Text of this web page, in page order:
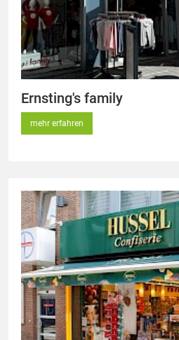
Ernsting's family
mehr erfahren